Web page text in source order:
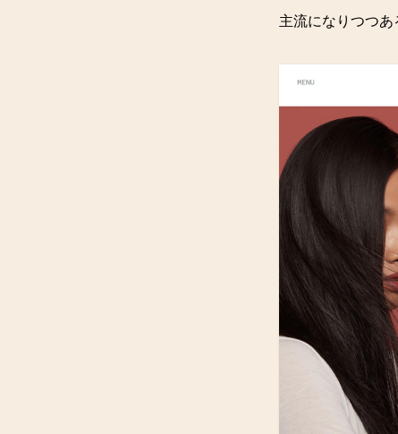
主流になりつつあ